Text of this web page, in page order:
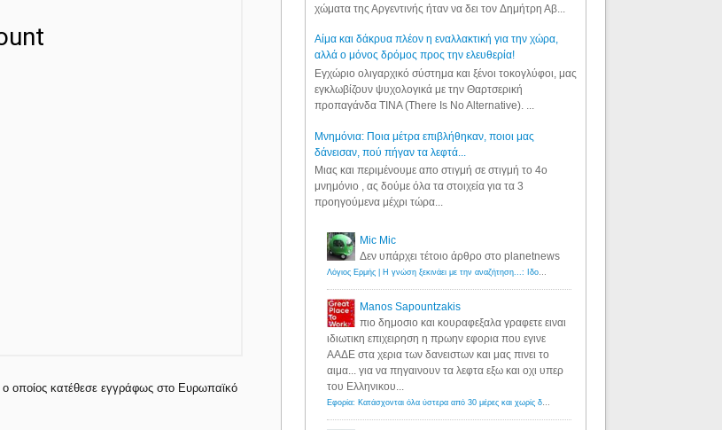
ο οποίος κατέθεσε εγγράφως στο Ευρωπαϊκό
χώματα της Αργεντινής ήταν να δει τον Δημήτρη Αβ...
Αίμα και δάκρυα πλέον η εναλλακτική για την χώρα,
αλλά ο μόνος δρόμος προς την ελευθερία!
Εγχώριο ολιγαρχικό σύστημα και ξένοι τοκογλύφοι, μας
εγκλωβίζουν ψυχολογικά με την Θαρτσερική
προπαγάνδα TINA (There Is No Alternative). ...
Μνημόνια: Ποια μέτρα επιβλήθηκαν, ποιοι μας
δάνεισαν, πού πήγαν τα λεφτά...
Μιας και περιμένουμε απο στιγμή σε στιγμή το 4ο
μνημόνιο , ας δούμε όλα τα στοιχεία για τα 3
προηγούμενα μέχρι τώρα...
Mic Mic
Δεν υπάρχει τέτοιο άρθρο στο planetnews
Λόγιος Ερμής | Η γνώση ξεκινάει με την αναζήτηση...: Ιδού οι 18 που χρωστούν 11 δις ευρώ!
Manos Sapountzakis
πιο δημοσιο και κουραφεξαλα γραφετε ειναι
ιδιωτικη επιχειρηση η πρωην εφορια που εγινε
ΑΑΔΕ στα χερια των δανειστων και μας πινει το
αιμα... για να πηγαινουν τα λεφτα εξω και οχι υπερ
του Ελληνικου...
Εφορία: Κατάσχονται όλα ύστερα από 30 μέρες και χωρίς δικαστικές αποφάσεις - Λόγιος Ερμής